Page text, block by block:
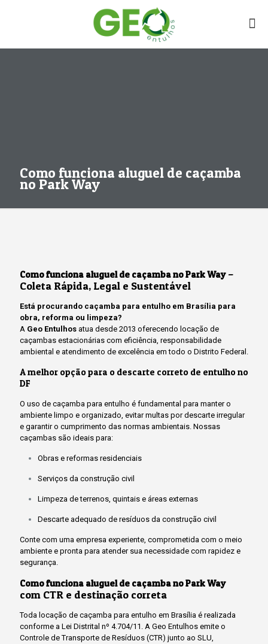
Como funciona aluguel de caçamba
no Park Way
Como funciona aluguel de caçamba no Park Way–
Coleta Rápida, Legal e Sustentável
Está procurando caçamba para entulho em Brasília para
obra, reforma ou limpeza?
A Geo Entulhos atua desde 2013 oferecendo locação de
caçambas estacionárias com eficiência, responsabilidade
ambiental e atendimento de excelência em todo o Distrito Federal.
A melhor opção para o descarte correto de entulho no
DF
O uso de caçamba para entulho é fundamental para manter o
ambiente limpo e organizado, evitar multas por descarte irregular
e garantir o cumprimento das normas ambientais. Nossas
caçambas são ideais para:
Obras e reformas residenciais
Serviços da construção civil
Limpeza de terrenos, quintais e áreas externas
Descarte adequado de resíduos da construção civil
Conte com uma empresa experiente, comprometida com o meio
ambiente e pronta para atender sua necessidade com rapidez e
segurança.
Como funciona aluguel de caçamba no Park Way
com CTR e destinação correta
Toda locação de caçamba para entulho em Brasília é realizada
conforme a Lei Distrital nº 4.704/11. A Geo Entulhos emite o
Controle de Transporte de Resíduos (CTR) junto ao SLU,